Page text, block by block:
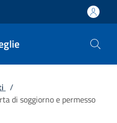
/
di soggiorno e permesso